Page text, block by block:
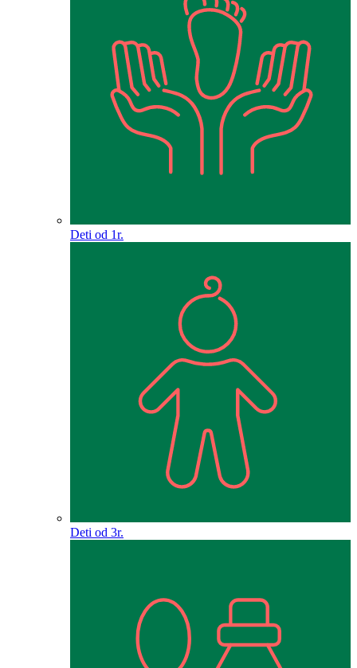
Deti od 1r.
Deti od 3r.